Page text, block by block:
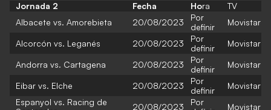
Jornada 2 Fecha Hora
TV
Albacete vs. Amorebieta
20/08/2023
Por
definir
Movistar
Alcorcón vs. Leganés 20/08/2023
Por
definir
Movistar
Andorra vs. Cartagena 20/08/2023
Por
definir
Movistar
Eibar vs. Elche 20/08/2023
Por
definir
Movistar
Espanyol vs. Racing de
20/08/2023
Por
Movistar